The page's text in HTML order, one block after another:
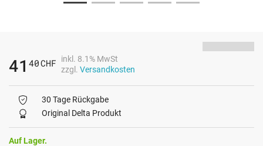
41 40CHF
inkl. 8.1% MwSt
zzgl. Versandkosten
30 Tage Rückgabe
Original Delta Produkt
Auf Lager.